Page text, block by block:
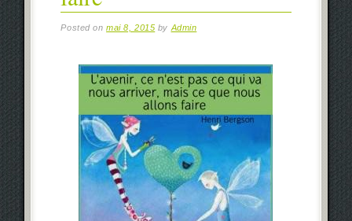
Posted onmai 8, 2015 byAdmin